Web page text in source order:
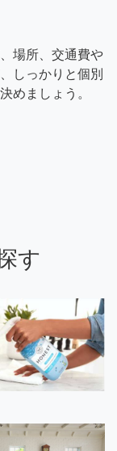
場所、交通費や
しっかりと個別
めましょう。
す